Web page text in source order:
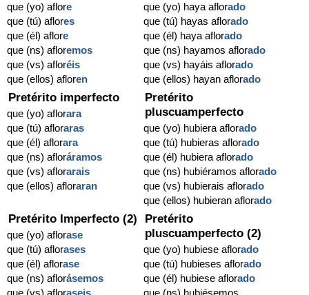
que (yo) aflore
que (tú) aflores
que (él) aflore
que (ns) afloremos
que (vs) afloréis
que (ellos) afloren
que (yo) haya aflorado
que (tú) hayas aflorado
que (él) haya aflorado
que (ns) hayamos aflorado
que (vs) hayáis aflorado
que (ellos) hayan aflorado
Pretérito imperfecto
que (yo) aflorara
que (tú) afloraras
que (él) aflorara
que (ns) afloráramos
que (vs) aflorarais
que (ellos) afloraran
Pretérito
pluscuamperfecto
que (yo) hubiera aflorado
que (tú) hubieras aflorado
que (él) hubiera aflorado
que (ns) hubiéramos aflorado
que (vs) hubierais aflorado
que (ellos) hubieran aflorado
Pretérito Imperfecto (2)
que (yo) aflorase
que (tú) aflorases
que (él) aflorase
que (ns) aflorásemos
Pretérito
pluscuamperfecto (2)
que (yo) hubiese aflorado
que (tú) hubieses aflorado
que (él) hubiese aflorado